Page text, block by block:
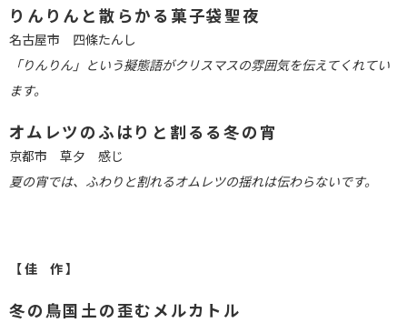
りんりんと散らかる菓子袋聖夜
名古屋市 四條たんし
「りんりん」という擬態語がクリスマスの雰囲気を伝えてくれてい
ます。
オムレツのふはりと割るる冬の宵
京都市 草夕 感じ
夏の宵では、ふわりと割れるオムレツの揺れは伝わらないです。
【 佳 作 】
冬の鳥国土の歪むメルカトル